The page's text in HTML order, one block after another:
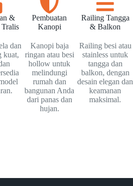
&
Tralis
dan
kuat,
Pembuatan
Kanopi
Kanopi baja
ringan atau besi
hollow untuk
melindungi
rumah dan
bangunan Anda
dari panas dan
hujan.
Railing Tangga
& Balkon
Railing besi atau
stainless untuk
tangga dan
balkon, dengan
desain elegan dan
keamanan
maksimal.